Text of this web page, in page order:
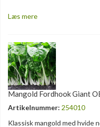
Læs mere
Mangold Fordhook Giant
Artikelnummer: 254010
Klassisk mangold med hvide